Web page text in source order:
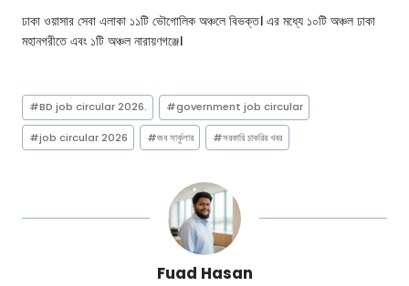
ঢাকা ওয়াসার সেবা এলাকা ১১টি ভৌগোলিক অঞ্চলে বিভক্ত। এর মধ্যে ১০টি অঞ্চল ঢাকা
মহানগরীতে এবং ১টি অঞ্চল নারায়ণগঞ্জে।
Post
Tags:
#BD job circular 2026. #government job circular
#job circular 2026 #জব সার্কুলার #সরকারি চাকরির খবর
Fuad Hasan